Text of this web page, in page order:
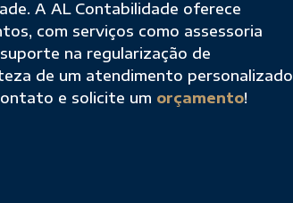
A AL Contabilidade oferece
com serviços como assessoria
na regularização de
de um atendimento personalizado
e solicite um orçamento!